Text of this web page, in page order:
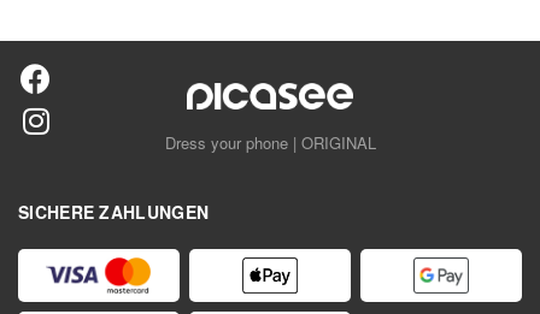
Dress your phone | ORIGINAL
SICHERE ZAHLUNGEN